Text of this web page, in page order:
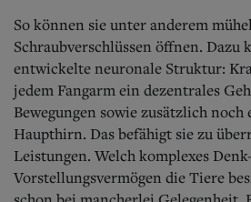
So können sie unter anderem
Schraubverschlüssen öffnen. Dazu
entwickelte neuronale Struktur:
jedem Fangarm ein dezentrales
Bewegungen sowie zusätzlich
Haupthirn. Das befähigt sie zu
Leistungen. Welch komplexes
Vorstellungsvermögen die Tiere